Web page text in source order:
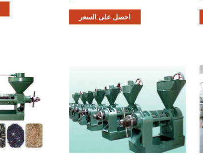
للإنتاج استجابة
احصل على السعر